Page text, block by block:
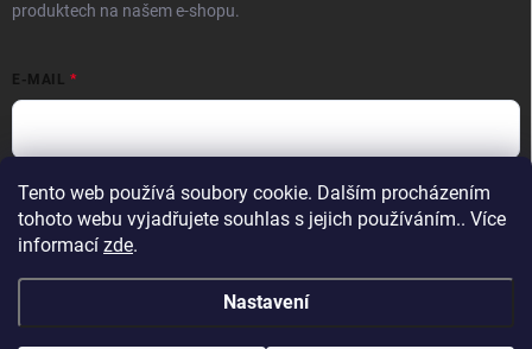
Tento web používá soubory cookie. Dalším procházením
tohoto webu vyjadřujete souhlas s jejich používáním.. Více
informací zde.
Nastavení
produktech na našem e-shopu.
E-MAIL
Vložením e-mailu souhlasíte spodmínkami ochrany osobních údajů
Přihlásit se